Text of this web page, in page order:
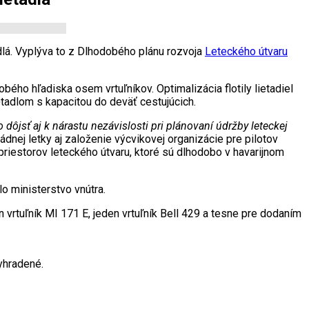
Vyplýva to z Dlhodobého plánu rozvoja Leteckého útvaru
hľadiska osem vrtuľníkov. Optimalizácia flotily lietadiel
s kapacitou do deväť cestujúcich.
aj k nárastu nezávislosti pri plánovaní údržby leteckej
letky aj založenie výcvikovej organizácie pre pilotov
leteckého útvaru, ktoré sú dlhodobo v havarijnom
ministerstvo vnútra.
MI 171 E, jeden vrtuľník Bell 429 a tesne pre dodaním